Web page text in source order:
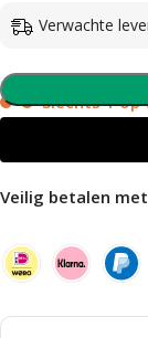
Verwachte
Slechts 1
Veilig betalen